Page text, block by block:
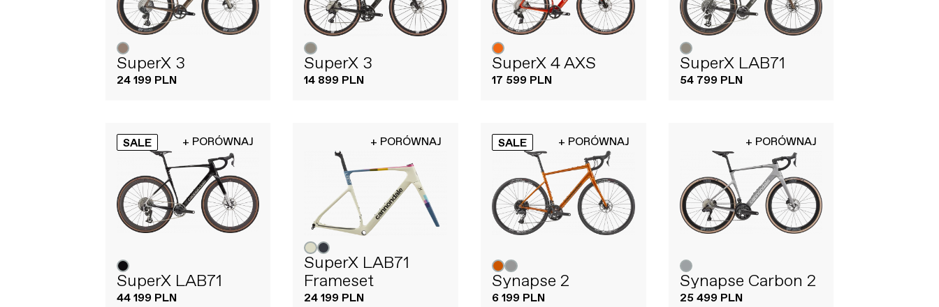
SuperX 3
24 199 PLN
SuperX 3
14 899 PLN
SuperX 4 AXS
17 599 PLN
SuperX LAB71
54 799 PLN
SALE + PORÓWNAJ
SuperX LAB71
44 199 PLN
+ PORÓWNAJ
SuperX LAB71
Frameset
24 199 PLN
SALE + PORÓWNAJ
Synapse 2
6 199 PLN
+ PORÓWNAJ
Synapse Carbon 2
25 499 PLN